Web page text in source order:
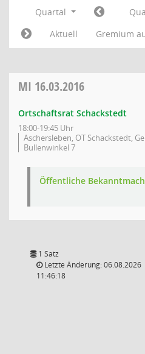
Quartal
Aktuell
Gremium
MI 16.03.2016
Ortschaftsrat Schackstedt
18:00-19:45 Uhr
Aschersleben, OT Schackstedt,
Bullenwinkel 7
Öffentliche
1 Satz
Letzte Änderung: 06.08.2026
11:46:18